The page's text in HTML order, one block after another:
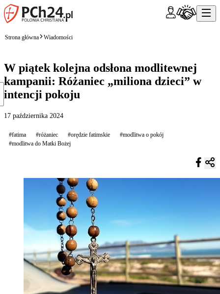
Strona główna Wiadomości
W piątek kolejna odsłona modlitewnej
kampanii: Różaniec „miliona dzieci” w
intencji pokoju
17 października 2024
#fatima #różaniec #orędzie fatimskie
#modlitwa o pokój
#modlitwa do Matki Bożej